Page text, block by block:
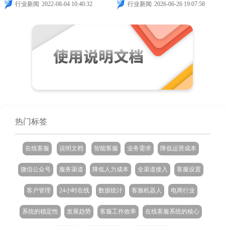
行业新闻 2022-08-04 10:40:32 行业新闻 2026-06-26 19:07:58
热门标签
在线客服 说明文档 智能客服 业务需求 降低运营成本
微信公众号 服务渠道 降低人力成本 全渠道接入 客服设置
客户管理 24小时在线 数据统计 客服机器人 电商行业
系统的稳定性 发展趋势 客服工作效率 在线客服系统的核心